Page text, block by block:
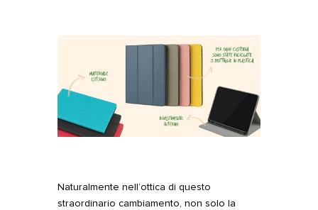
Naturalmente nell’ottica di questo
straordinario cambiamento, non solo la